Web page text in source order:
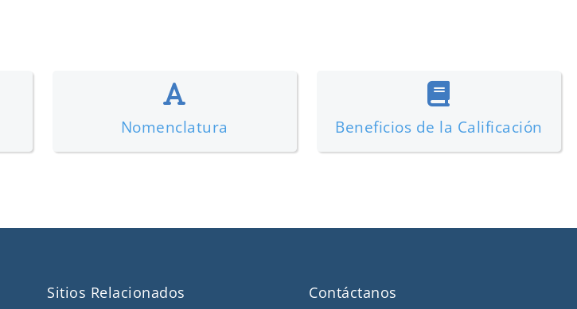
Nomenclatura Beneficios de la Calificación
Sitios Relacionados Contáctanos